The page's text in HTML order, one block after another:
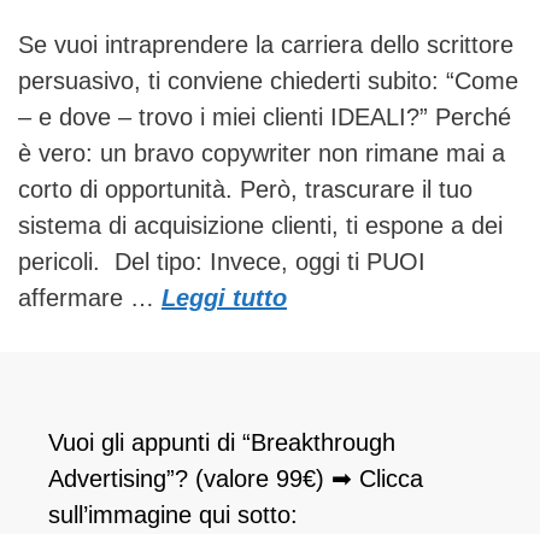
Se vuoi intraprendere la carriera dello scrittore
persuasivo, ti conviene chiederti subito: “Come
– e dove – trovo i miei clienti IDEALI?” Perché
è vero: un bravo copywriter non rimane mai a
corto di opportunità. Però, trascurare il tuo
sistema di acquisizione clienti, ti espone a dei
pericoli. Del tipo: Invece, oggi ti PUOI
affermare … Leggi tutto
Vuoi gli appunti di “Breakthrough
Advertising”? (valore 99€) ➡ Clicca
sull’immagine qui sotto: